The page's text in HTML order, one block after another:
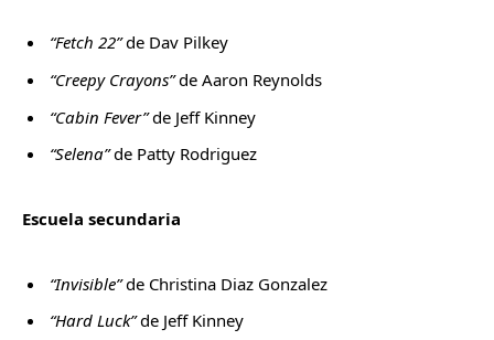
“Fetch 22”de Dav Pilkey
“Creepy Crayons”de Aaron Reynolds
“Cabin Fever”de Jeff Kinney
“Selena”de Patty Rodriguez
Escuela secundaria
“Invisible”de Christina Diaz Gonzalez
“Hard Luck”de Jeff Kinney